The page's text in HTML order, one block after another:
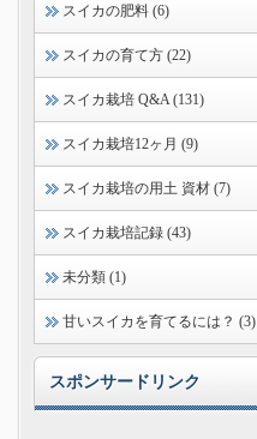
スイカの肥料 (6)
スイカの育て方 (22)
スイカ栽培 Q&A (131)
スイカ栽培12ヶ月 (9)
スイカ栽培の用土 資材 (7)
スイカ栽培記録 (43)
未分類 (1)
甘いスイカを育てるには？ (3)
スポンサードリンク